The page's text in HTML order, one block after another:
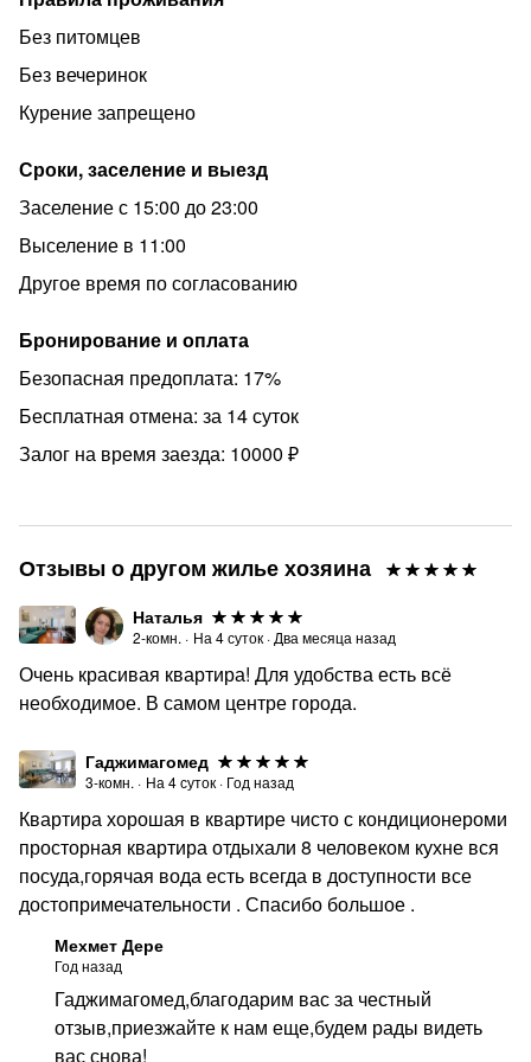
доплата от 1000 руб./сутки
У нас есть парковка на 1 машино-место (по запросу) во
внутреннем закрытом дворе, 2000 руб./сутки
ПО ЗАПРОСУ (за доплату):
кормления
- Предоставление дополнительной кровати
- Предоставление дополнительного комплекта белья
- Подготовка комплекта отчетных документов
Без питомцев
Без вечеринок
Курение запрещено
Сроки, заселение и выезд
Заселение с 15:00 до 23:00
Выселение в 11:00
Другое время по согласованию
Бронирование и оплата
Безопасная предоплата: 17%
Бесплатная отмена: за 14 суток
Залог на время заезда: 10000 ₽
Отзывы о другом жилье хозяина
Наталья
2-комн. · На 4суток · Два месяца назад
Очень красивая квартира! Для удобства есть всё
необходимое. В самом центре города.
Гаджимагомед
3-комн. · На 4суток · Год назад
Квартира хорошая в квартире чисто с кондиционероми
просторная квартира отдыхали 8 человеком кухне вся
посуда,горячая вода есть всегда в доступности все
достопримечательности . Спасибо большое .
Мехмет Дере
Год назад
Гаджимагомед,благодарим вас за честный
отзыв,приезжайте к нам еще,будем рады видеть
вас снова!